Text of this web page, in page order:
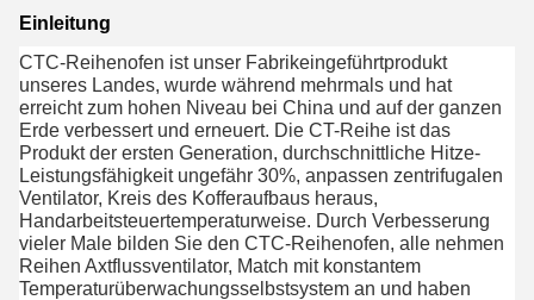
Einleitung
CTC-Reihenofen ist unser Fabrikeingeführtprodukt
unseres Landes, wurde während mehrmals und hat
erreicht zum hohen Niveau bei China und auf der ganzen
Erde verbessert und erneuert. Die CT-Reihe ist das
Produkt der ersten Generation, durchschnittliche Hitze-
Leistungsfähigkeit ungefähr 30%, anpassen zentrifugalen
Ventilator, Kreis des Kofferaufbaus heraus,
Handarbeitsteuertemperaturweise. Durch Verbesserung
vieler Male bilden Sie den CTC-Reihenofen, alle nehmen
Reihen Axtflussventilator, Match mit konstantem
Temperaturüberwachungsselbstsystem an und haben